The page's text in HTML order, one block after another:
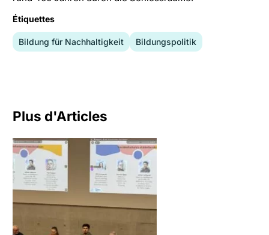
Étiquettes
Bildung für Nachhaltigkeit Bildungspolitik
Plus d'Articles